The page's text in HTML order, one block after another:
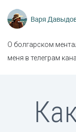
О болгарском
меня в телеграм